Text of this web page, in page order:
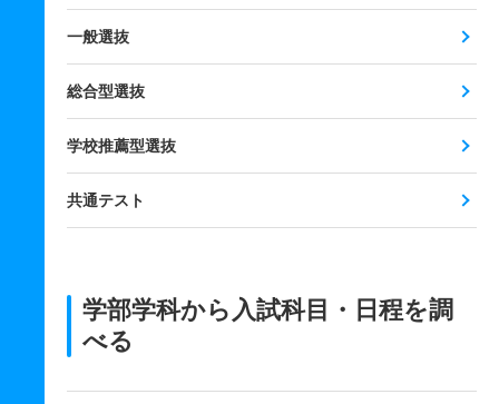
一般選抜
総合型選抜
学校推薦型選抜
共通テスト
学部学科から入試科目・日程を調
べる